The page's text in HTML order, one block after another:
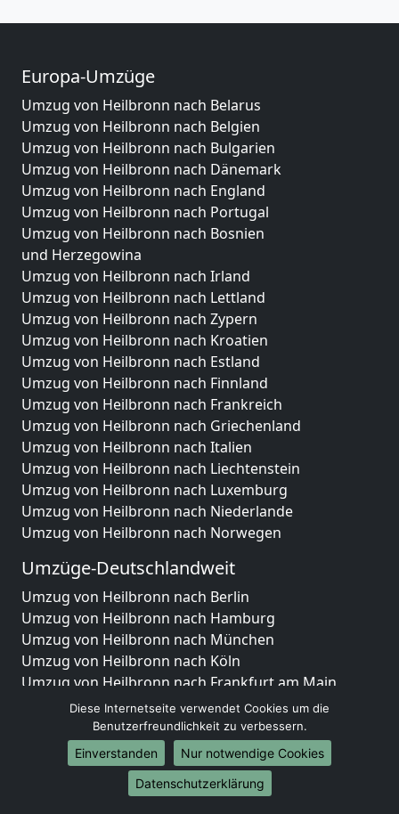
Europa-Umzüge
Umzug von Heilbronn nach Belarus
Umzug von Heilbronn nach Belgien
Umzug von Heilbronn nach Bulgarien
Umzug von Heilbronn nach Dänemark
Umzug von Heilbronn nach England
Umzug von Heilbronn nach Portugal
Umzug von Heilbronn nach Bosnien
und Herzegowina
Umzug von Heilbronn nach Irland
Umzug von Heilbronn nach Lettland
Umzug von Heilbronn nach Zypern
Umzug von Heilbronn nach Kroatien
Umzug von Heilbronn nach Estland
Umzug von Heilbronn nach Finnland
Umzug von Heilbronn nach Frankreich
Umzug von Heilbronn nach Griechenland
Umzug von Heilbronn nach Italien
Umzug von Heilbronn nach Liechtenstein
Umzug von Heilbronn nach Luxemburg
Umzug von Heilbronn nach Niederlande
Umzug von Heilbronn nach Norwegen
Umzüge-Deutschlandweit
Umzug von Heilbronn nach Berlin
Umzug von Heilbronn nach Hamburg
Umzug von Heilbronn nach München
Umzug von Heilbronn nach Köln
Umzug von Heilbronn nach Frankfurt am Main
Umzug von Heilbronn nach Stuttgart
Umzug von Heilbronn nach Düsseldorf
Umzug von Heilbronn nach Leipzig
Umzug von Heilbronn nach Dortmund
Umzug von Heilbronn nach Essen
Diese Internetseite verwendet Cookies um die
Benutzerfreundlichkeit zu verbessern.
Einverstanden
Nur notwendige Cookies
Datenschutzerklärung